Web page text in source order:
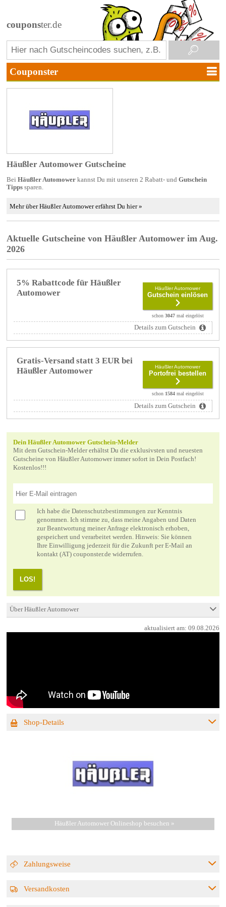
couponster.de
Häußler Automower Gutscheine
Bei Häußler Automowerkannst Du mit unseren 2 Rabatt- und Gutschein
Tippssparen.
Mehr über Häußler Automower erfährst Du hier »
Aktuelle Gutscheine von Häußler Automower im Aug.
2026
5% Rabattcode für Häußler
Automower
Häußler Automower
Gutschein einlösen
schon 3047mal eingelöst
Details zum Gutschein
Gratis-Versand statt 3 EUR bei
Häußler Automower
Häußler Automower
Portofrei bestellen
schon 1584mal eingelöst
Details zum Gutschein
Dein Häußler Automower Gutschein-Melder
Mit dem Gutschein-Melder erhältst Du die exklusivsten und neuesten
Gutscheine von Häußler Automower immer sofort in Dein Postfach!
Kostenlos!!!
Ich habe die Datenschutzbestimmungen zur Kenntnis
genommen. Ich stimme zu, dass meine Angaben und Daten
zur Beantwortung meiner Anfrage elektronisch erhoben,
gespeichert und verarbeitet werden. Hinweis: Sie können
Ihre Einwilligung jederzeit für die Zukunft per E-Mail an
kontakt (AT) couponster.de widerrufen.
LOS!
Über Häußler Automower
aktualisiert am:09.08.2026
Shop-Details
Häußler Automower Onlineshop besuchen »
Zahlungsweise
Versandkosten